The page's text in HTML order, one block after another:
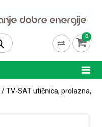
0
/ TV-SAT utičnica, prolazna,